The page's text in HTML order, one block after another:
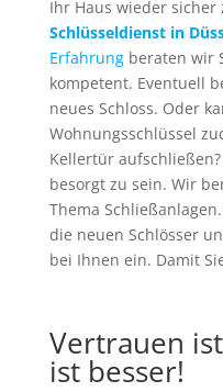
Ihr Haus wieder sicher
Schlüsseldienst in
Erfahrungberaten wir
kompetent. Eventuell
neues Schloss. Oder
Wohnungsschlüssel
Kellertür
besorgt zu sein. Wir
Thema
die neuen Schlösser
bei Ihnen ein. Damit
Vertrauen
ist besser!